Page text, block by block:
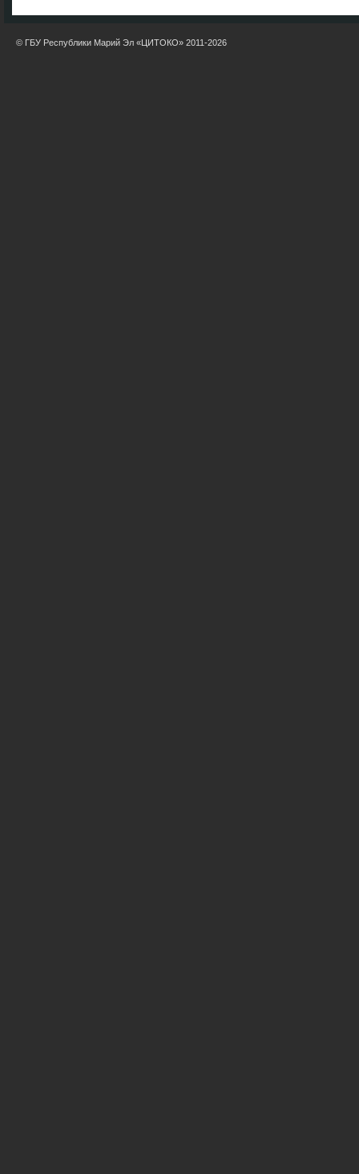
© ГБУ Республики Марий Эл «ЦИТОКО» 2011-2026